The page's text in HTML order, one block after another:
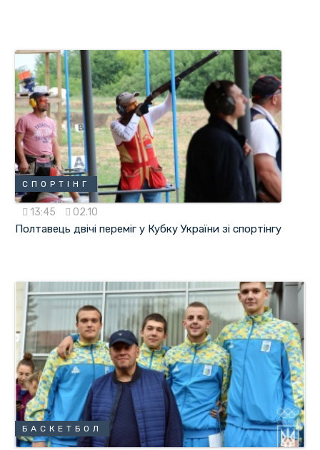
СПОРТІНГ
13:45 02.10
Полтавець двічі переміг у Кубку України зі спортінгу
БАСКЕТБОЛ